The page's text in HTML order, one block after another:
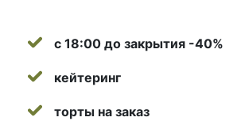
с 18:00 до закрытия -40%
кейтеринг
торты на заказ